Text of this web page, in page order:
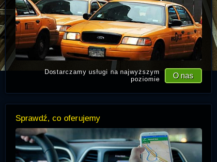
O nas
Dostarczamy usługi na najwyższym
poziomie
Sprawdź, co oferujemy